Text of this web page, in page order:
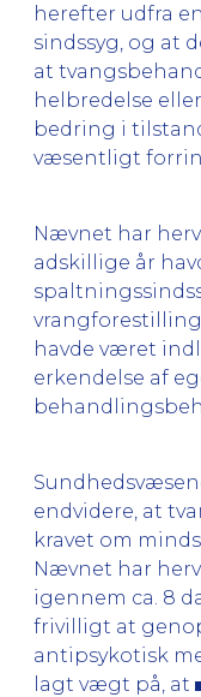
herefter udfra
sindssyg, og at
at
helbredelse
bedring i
væsentligt
Nævnet har
adskillige år
havde været
erkendelse af
endvidere, at
kravet om
Nævnet har
igennem ca. 8
frivilligt at
antipsykotisk
lagt vægt på, at